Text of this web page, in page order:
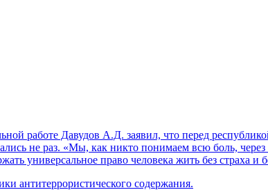
работе Давудов А.Д. заявил, что перед
не раз. «Мы, как никто понимаем всю боль,
универсальное право человека жить без страха и
антитеррористического содержания.